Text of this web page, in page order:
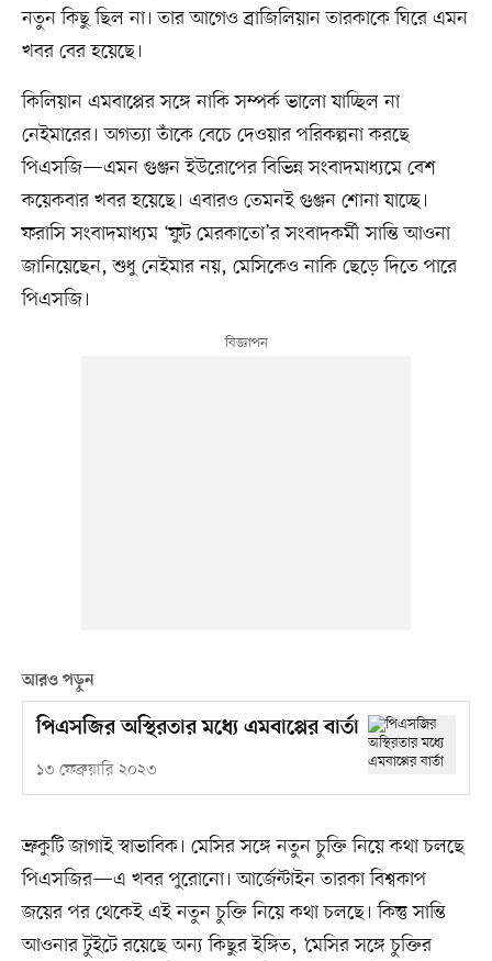
নতুন কিছু ছিল না। তার আগেও ব্রাজিলিয়ান তারকাকে ঘিরে এমন
খবর বের হয়েছে।
কিলিয়ান এমবাপ্পের সঙ্গে নাকি সম্পর্ক ভালো যাচ্ছিল না
নেইমারের। অগত্যা তাঁকে বেচে দেওয়ার পরিকল্পনা করছে
পিএসজি—এমন গুঞ্জন ইউরোপের বিভিন্ন সংবাদমাধ্যমে বেশ
কয়েকবার খবর হয়েছে। এবারও তেমনই গুঞ্জন শোনা যাচ্ছে।
ফরাসি সংবাদমাধ্যম ‘ফুট মেরকাতো’র সংবাদকর্মী সান্তি আওনা
জানিয়েছেন, শুধু নেইমার নয়, মেসিকেও নাকি ছেড়ে দিতে পারে
পিএসজি।
আরও পড়ুন
পিএসজির অস্থিরতার মধ্যে এমবাপ্পের বার্তা
১৩ ফেব্রুয়ারি ২০২৩
ভ্রুকুটি জাগাই স্বাভাবিক। মেসির সঙ্গে নতুন চুক্তি নিয়ে কথা চলছে
পিএসজির—এ খবর পুরোনো। আর্জেন্টাইন তারকা বিশ্বকাপ
জয়ের পর থেকেই এই নতুন চুক্তি নিয়ে কথা চলছে। কিন্তু সান্তি
আওনার টুইটে রয়েছে অন্য কিছুর ইঙ্গিত, ‘মেসির সঙ্গে চুক্তির